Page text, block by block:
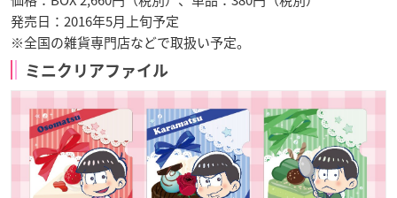
発売日：2016年5月上旬予定
※全国の雑貨専門店などで取扱い予定。
ミニクリアファイル